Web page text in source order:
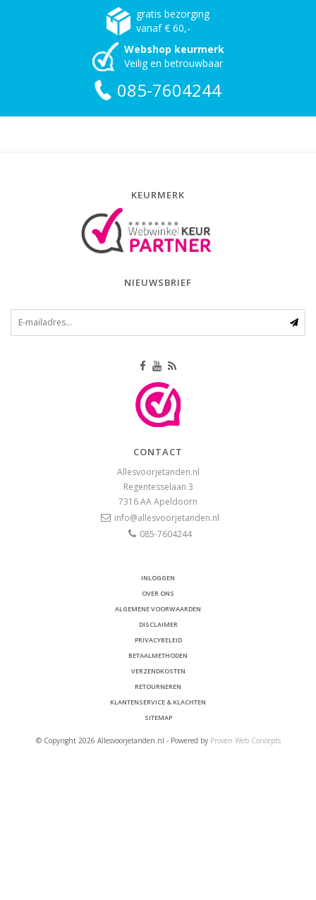
gratis bezorging
vanaf € 60,-
Webshop keurmerk
Veilig en betrouwbaar
085-7604244
KEURMERK
NIEUWSBRIEF
CONTACT
Allesvoorjetanden.nl
Regentesselaan 3
7316 AAApeldoorn
info@allesvoorjetanden.nl
085-7604244
INLOGGEN
OVER ONS
ALGEMENE VOORWAARDEN
DISCLAIMER
PRIVACYBELEID
BETAALMETHODEN
VERZENDKOSTEN
RETOURNEREN
KLANTENSERVICE & KLACHTEN
SITEMAP
© Copyright 2026 Allesvoorjetanden.nl - Powered by Proven Web Concepts